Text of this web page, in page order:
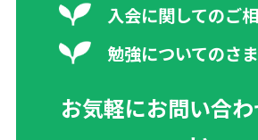
入会に関してのご
勉強についてのさ
お気軽にお問い合